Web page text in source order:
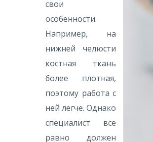
свои
особенности.
Например, на
нижней челюсти
костная ткань
более плотная,
поэтому работа с
ней легче. Однако
специалист все
равно должен